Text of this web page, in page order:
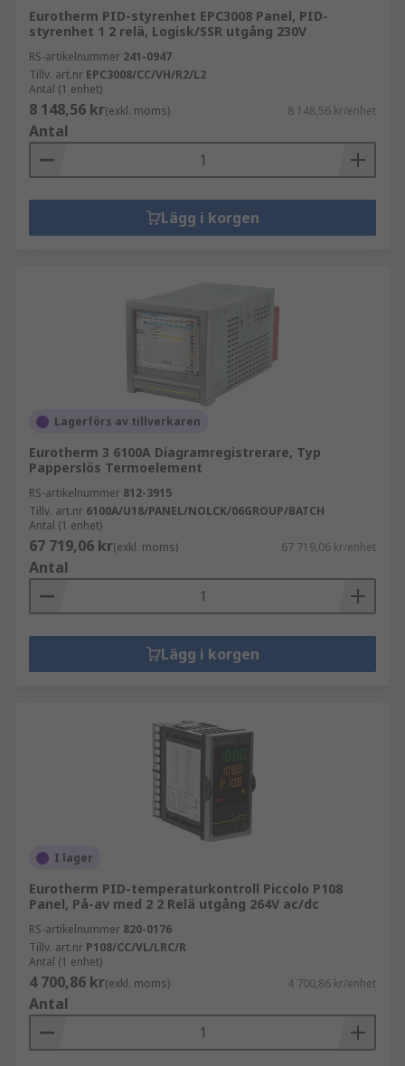
Eurotherm PID-styrenhet EPC3008 Panel, PID-
styrenhet 1 2 relä, Logisk/SSR utgång 230V
RS-artikelnummer 241-0947
Tillv. art.nr EPC3008/CC/VH/R2/L2
Antal (1 enhet)
8 148,56 kr(exkl. moms) 8 148,56 kr/enhet
Antal
Lägg i korgen
Lagerförs av tillverkaren
Eurotherm 3 6100A Diagramregistrerare, Typ
Papperslös Termoelement
RS-artikelnummer 812-3915
Tillv. art.nr 6100A/U18/PANEL/NOLCK/06GROUP/BATCH
Antal (1 enhet)
67 719,06 kr(exkl. moms) 67 719,06 kr/enhet
Antal
Lägg i korgen
I lager
Eurotherm PID-temperaturkontroll Piccolo P108
Panel, På-av med 2 2 Relä utgång 264V ac/dc
RS-artikelnummer 820-0176
Tillv. art.nr P108/CC/VL/LRC/R
Antal (1 enhet)
4 700,86 kr(exkl. moms) 4 700,86 kr/enhet
Antal